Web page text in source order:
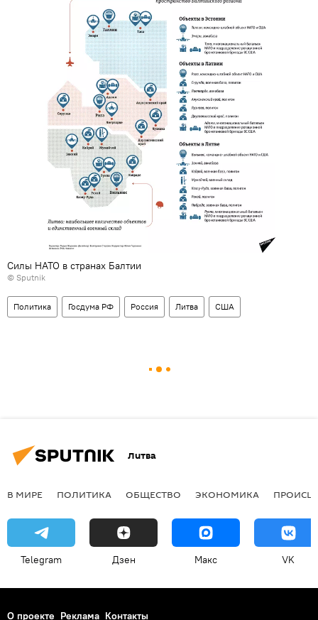
Силы НАТО в странах Балтии
© Sputnik
Политика Госдума РФ Россия Литва США
Литва
В МИРЕ ПОЛИТИКА ОБЩЕСТВО ЭКОНОМИКА
Telegram Дзен Макс VK
О проекте Реклама Контакты